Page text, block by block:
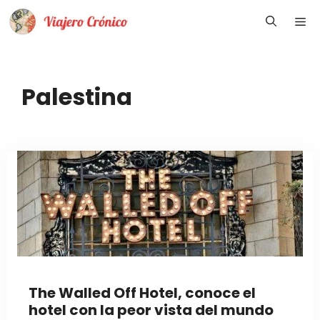
Saltar
Palestina
The Walled Off Hotel, conoce el
hotel con la peor vista del mundo